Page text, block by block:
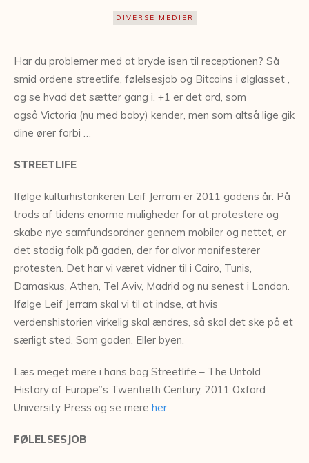
DIVERSE MEDIER
Har du problemer med at bryde isen til receptionen? Så
smid ordene streetlife, følelsesjob og Bitcoins i ølglasset ,
og se hvad det sætter gang i. +1 er det ord, som
også Victoria (nu med baby) kender, men som altså lige gik
dine ører forbi …
STREETLIFE
Ifølge kulturhistorikeren Leif Jerram er 2011 gadens år. På
trods af tidens enorme muligheder for at protestere og
skabe nye samfundsordner gennem mobiler og nettet, er
det stadig folk på gaden, der for alvor manifesterer
protesten. Det har vi været vidner til i Cairo, Tunis,
Damaskus, Athen, Tel Aviv, Madrid og nu senest i London.
Ifølge Leif Jerram skal vi til at indse, at hvis
verdenshistorien virkelig skal ændres, så skal det ske på et
særligt sted. Som gaden. Eller byen.
Læs meget mere i hans bog Streetlife – The Untold
History of Europe”s Twentieth Century, 2011 Oxford
University Press og se mere her
FØLELSESJOB